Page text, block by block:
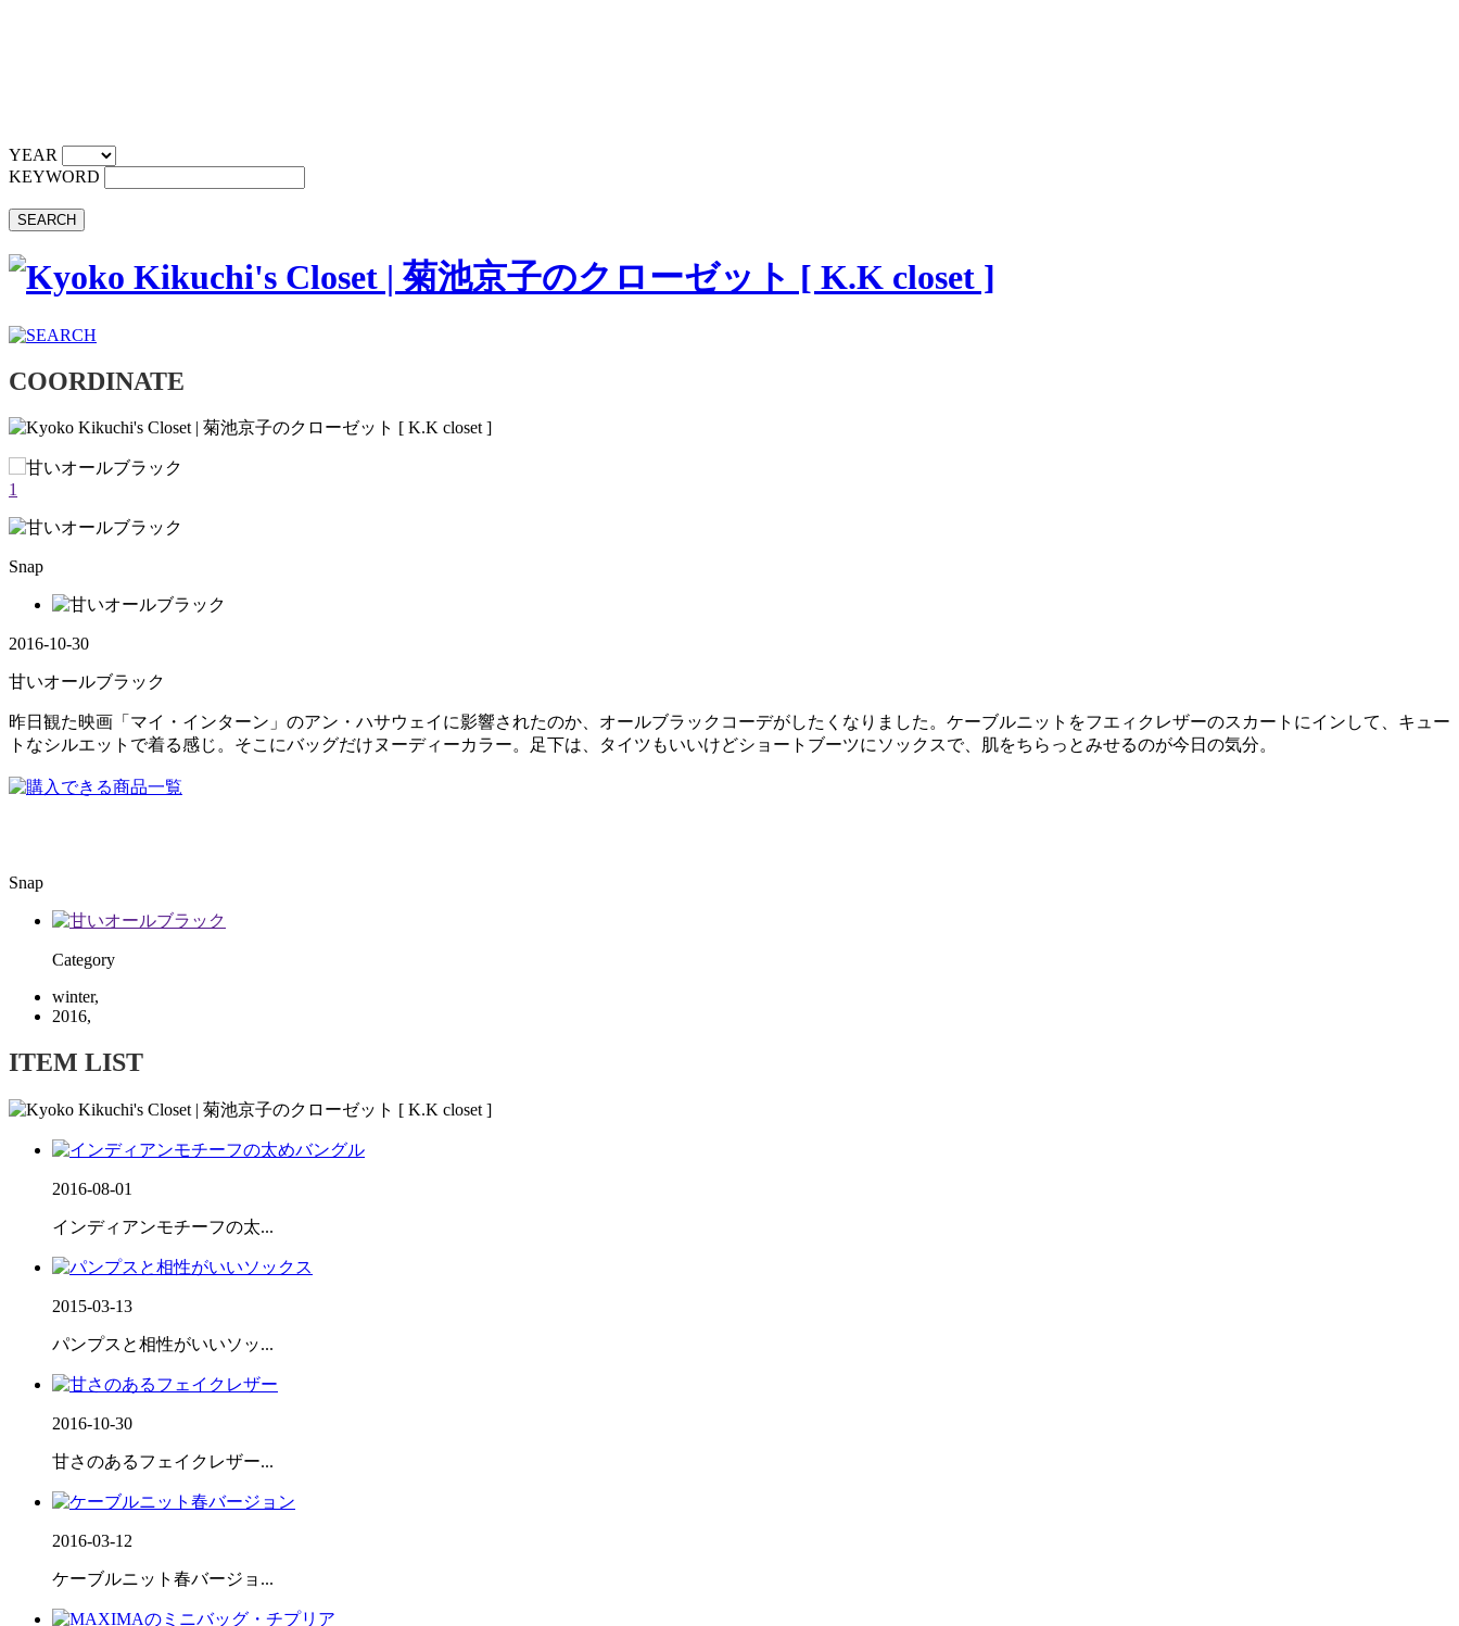
YEAR
KEYWORD
SEARCH
COORDINATE
1
Snap
2016-10-30
甘いオールブラック
昨日観た映画「マイ・インターン」のアン・ハサウェイに影響されたのか、オールブラックコーデがしたくなりました。ケーブルニットをフエィクレザーのスカートにインして、キュー
トなシルエットで着る感じ。そこにバッグだけヌーディーカラー。足下は、タイツもいいけどショートブーツにソックスで、肌をちらっとみせるのが今日の気分。
Snap
Category
winter,
2016,
ITEM LIST
2016-08-01
インディアンモチーフの太...
2015-03-13
パンプスと相性がいいソッ...
2016-10-30
甘さのあるフェイクレザー...
2016-03-12
ケーブルニット春バージョ...